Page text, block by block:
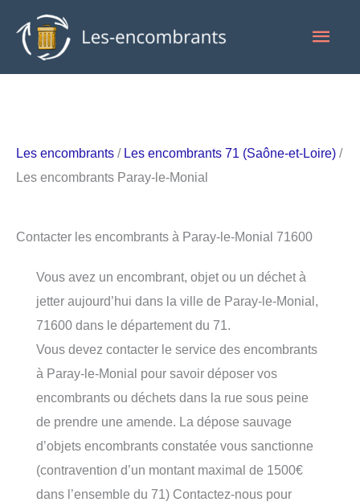
contenu
Les encombrants / Les encombrants 71 (Saône-et-Loire) /
Les encombrants Paray-le-Monial
Contacter les encombrants à Paray-le-Monial 71600
Vous avez un encombrant, objet ou un déchet à
jetter aujourd’hui dans la ville de Paray-le-Monial,
71600 dans le département du 71.
Vous devez contacter le service des encombrants
à Paray-le-Monial pour savoir déposer vos
encombrants ou déchets dans la rue sous peine
de prendre une amende. La dépose sauvage
d’objets encombrants constatée vous sanctionne
(contravention d’un montant maximal de 1500€
dans l’ensemble du 71) Contactez-nous pour